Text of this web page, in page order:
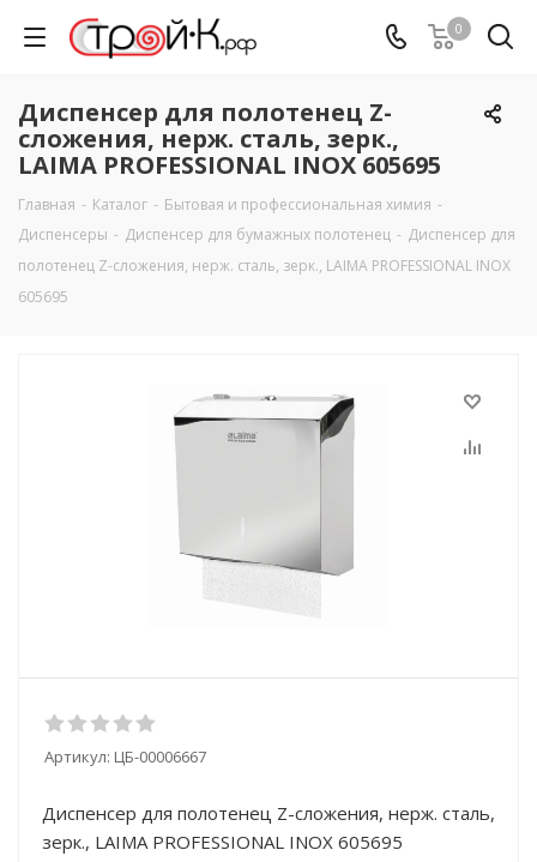
0
Диспенсер для полотенец Z-
сложения, нерж. сталь, зерк.,
LAIMA PROFESSIONAL INOX 605695
Главная - Каталог - Бытовая и профессиональная химия -
Диспенсеры - Диспенсер для бумажных полотенец - Диспенсер для
полотенец Z-сложения, нерж. сталь, зерк., LAIMA PROFESSIONAL INOX
605695
Артикул: ЦБ-00006667
Диспенсер для полотенец Z-сложения, нерж. сталь,
зерк., LAIMA PROFESSIONAL INOX 605695